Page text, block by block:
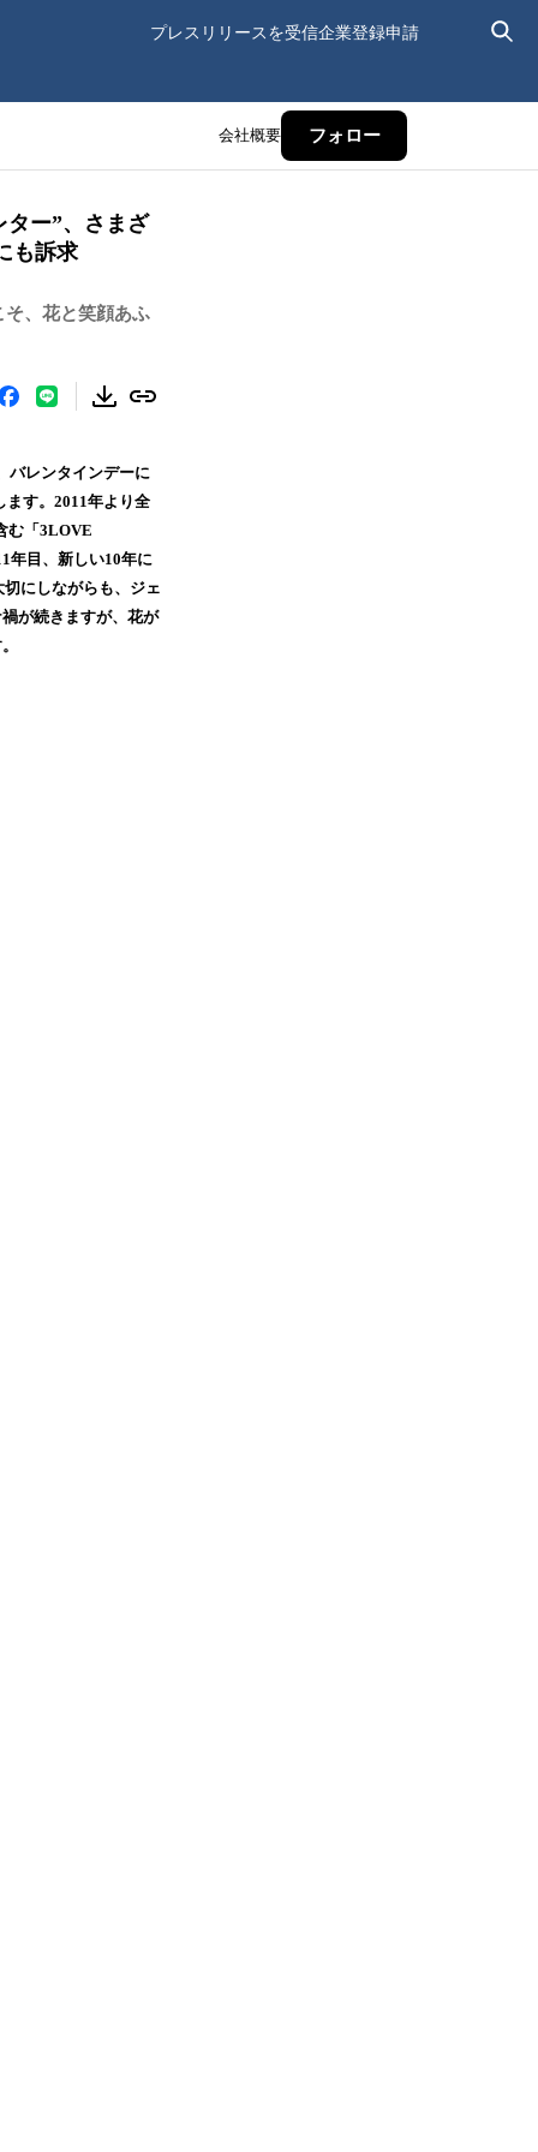
プレスリリースを受信企業登録申請
会社概要 フォロー
ター”、さまざ
も訴求
、花と笑顔あふ
バレンタインデーに
ます。2011年より全
む「3LOVE
年目、新しい10年に
にしながらも、ジェ
が続きますが、花が
。